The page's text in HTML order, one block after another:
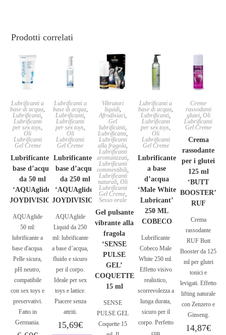
Prodotti correlati
Lubrificanti a
base di acqua,
Lubrificanti,
Lubrificanti
per sex toys,
Oli
Lubrificanti
Gel Creme
Lubrificante a
base d’acqua
da 50 ml
‘AQUAglide’
JOYDIVISION
AQUAglide
50 ml:
lubrificante a
base d'acqua.
Pelle sicura,
pH neutro,
compatibile
con sex toys e
preservativi.
Fatto in
Germania.
Lubrificanti a
base di acqua,
Lubrificanti,
Lubrificanti
per sex toys,
Oli
Lubrificanti
Gel Creme
Lubrificante a
base d’acqua
da 250 ml
‘AQUAglide’
JOYDIVISION
AQUAglide
Liquid da 250
ml: lubrificante
a base d’acqua,
fluido e sicuro
per il corpo.
Ideale per sex
toys e lattice.
Piacere senza
attriti.
15,69€
Vibratori
liquidi,
Afrodisiaci,
Gel
lubrificanti,
Lubrificanti,
Lubrificanti
alla fragola,
Lubrificanti
aromatizzati,
Lubrificanti
commestibili,
Lubrificanti
naturali,Oli
Lubrificanti
Gel Creme,
Sesso orale
Gel pulsante
vibrante alla
fragola
‘SENSE
PULSE
GEL’
COQUETTE
15 ml
SENSE
PULSE GEL
Coquette 15
Lubrificanti a
base di acqua,
Lubrificanti,
Lubrificanti
per sex toys,
Oli
Lubrificanti
Gel Creme
Lubrificante
a base
d’acqua
‘Male White
Lubricant’
250 ML
COBECO
Lubrificante
Cobeco Male
White 250 ml.
Effetto visivo
realistico,
scorrevolezza a
lunga durata,
sicuro per il
corpo. Perfetto
con
Creme
rassodanti
glutei, Oli
Lubrificanti
Gel Creme
Crema
rassodante
per i glutei
125 ml
‘BUTT
BOOSTER’
RUF
Crema
rassodante
RUF Butt
Booster da 125
ml per glutei
tonici e
levigati. Effetto
lifting naturale
con Zenzero e
Ginseng.
14,87€